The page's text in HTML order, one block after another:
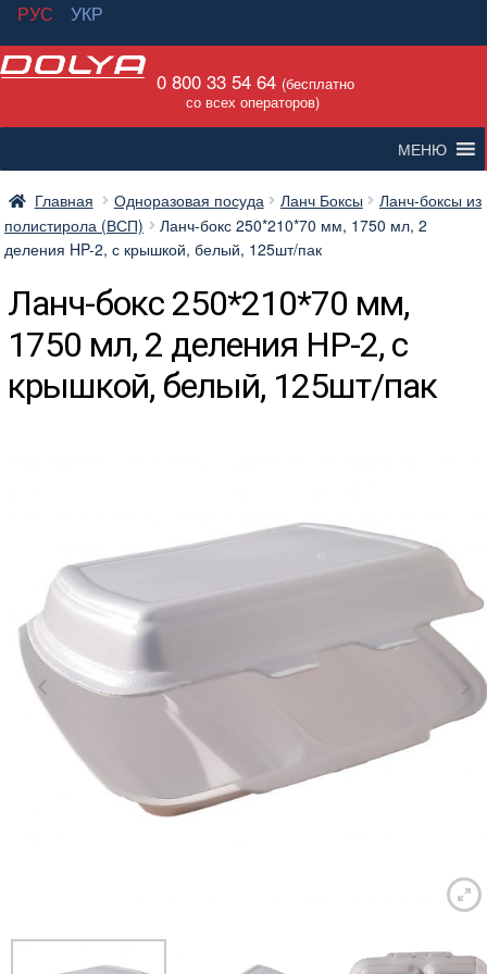
РУС
УКР
Перейти
навигации
Перейти
содержимому
0 800 33 54 64 (бесплатно
со всех операторов)
МЕНЮ
Главная Одноразовая посуда Ланч Боксы
Ланч-боксы из
полистирола (ВСП)
Ланч-бокс 250*210*70 мм, 1750 мл, 2
деления HP-2, с крышкой, белый, 125шт/пак
Ланч-бокс 250*210*70 мм,
1750 мл, 2 деления HP-2, с
крышкой, белый, 125шт/пак